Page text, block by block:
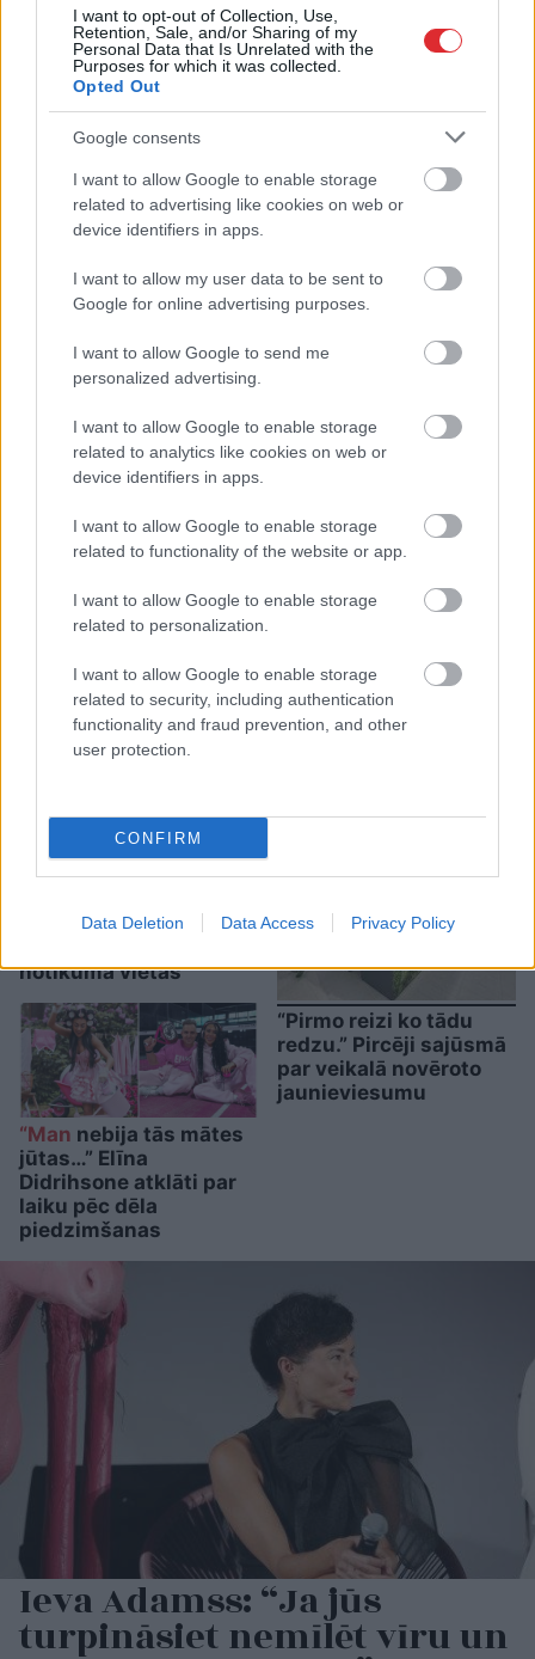
I want to opt-out of Collection, Use,
Retention, Sale, and/or Sharing of my
Personal Data that Is Unrelated with the
Purposes for which it was collected.
Opted Out
Google consents
I want to allow Google to enable storage
related to advertising like cookies on web or
device identifiers in apps.
I want to allow my user data to be sent to
Google for online advertising purposes.
I want to allow Google to send me
personalized advertising.
I want to allow Google to enable storage
related to analytics like cookies on web or
device identifiers in apps.
I want to allow Google to enable storage
related to functionality of the website or app.
I want to allow Google to enable storage
related to personalization.
I want to allow Google to enable storage
related to security, including authentication
functionality and fraud prevention, and other
user protection.
CONFIRM
Data Deletion Data Access Privacy Policy
TESTS. Cik daudz zini
par Latvijas dabu?
un putnus attēlos!
Vācijā virs militārās
aizdomīgi droni
“Man pat neomulīgi
palika!” Sēņotāja mežā
uziet ļoti biedējošu vietu
avārija – viens no
notikuma vietas
“Man nebija tās mātes
jūtas…” Elīna
Didrihsone atklāti par
laiku pēc dēla
piedzimšanas
“Pirmo reizi ko tādu
redzu.” Pircēji sajūsmā
par veikalā novēroto
jaunieviesumu
Ieva Adamss: “Ja jūs
turpināsiet nemīlēt vīru un
Atcelt Ziņot